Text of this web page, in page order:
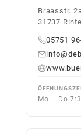
Braasstr. 2a
31737
05751
Mo – Do